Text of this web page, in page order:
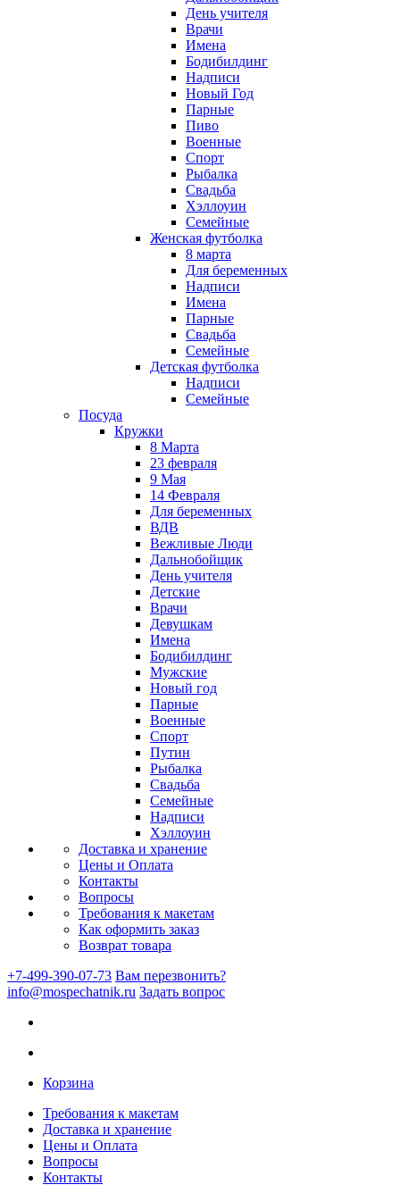
День учителя
Врачи
Имена
Бодибилдинг
Надписи
Новый Год
Парные
Пиво
Военные
Спорт
Рыбалка
Свадьба
Хэллоуин
Семейные
Женская футболка
8 марта
Для беременных
Надписи
Имена
Парные
Свадьба
Семейные
Детская футболка
Надписи
Семейные
Посуда
Кружки
8 Марта
23 февраля
9 Мая
14 Февраля
Для беременных
ВДВ
Вежливые Люди
Дальнобойщик
День учителя
Детские
Врачи
Девушкам
Имена
Бодибилдинг
Мужские
Новый год
Парные
Военные
Спорт
Путин
Рыбалка
Свадьба
Семейные
Надписи
Хэллоуин
Доставка и хранение
Цены и Оплата
Контакты
Вопросы
Требования к макетам
Как оформить заказ
Возврат товара
+7-499-390-07-73 Вам перезвонить?
info@mospechatnik.ru Задать вопрос
Корзина
Требования к макетам
Доставка и хранение
Цены и Оплата
Вопросы
Контакты